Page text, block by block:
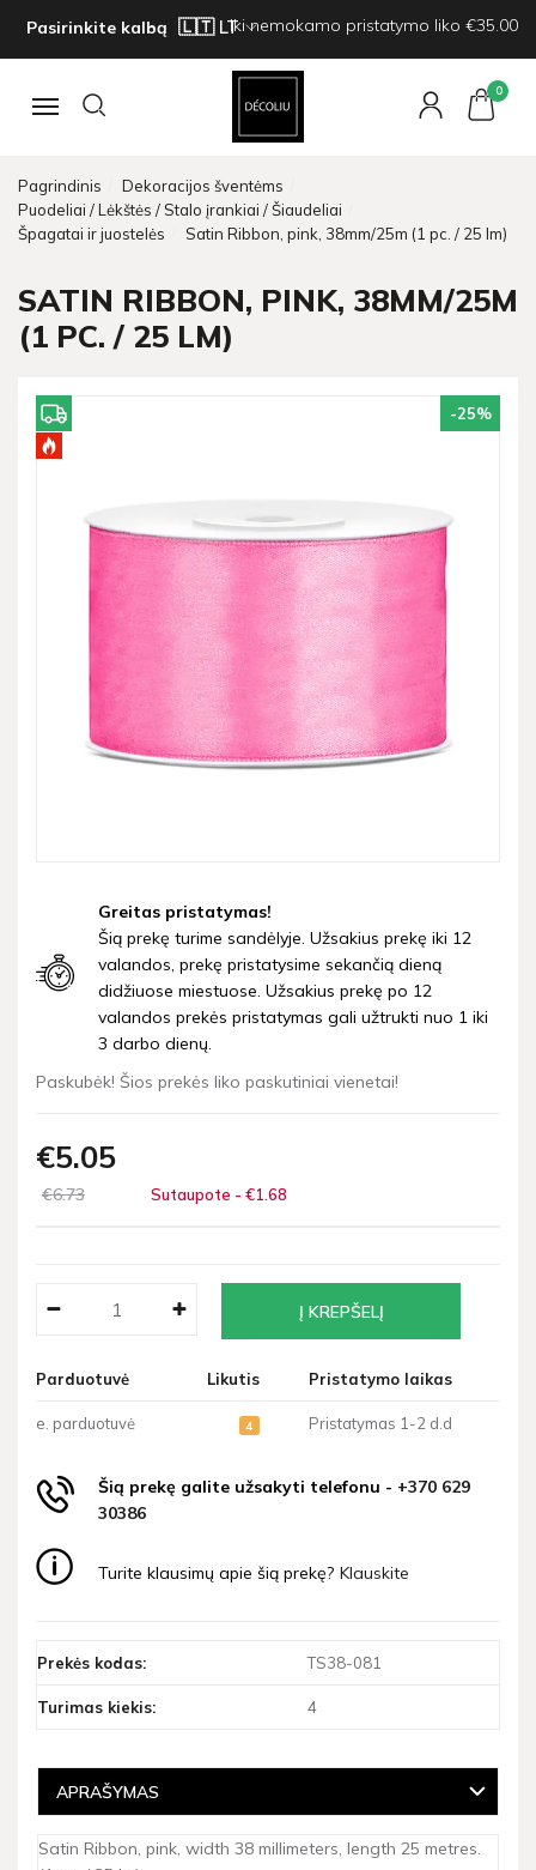
Pasirinkite kalbą Iki nemokamo pristatymo liko €35.00
Navigacija
0
Pagrindinis
Dekoracijos šventėms
Puodeliai / Lėkštės / Stalo įrankiai / Šiaudeliai
Špagatai ir juostelės
Satin Ribbon, pink, 38mm/25m (1 pc. / 25 lm)
SATIN RIBBON, PINK, 38MM/25M
(1 PC. / 25 LM)
-25%
Greitas pristatymas!
Šią prekę turime sandėlyje. Užsakius prekę iki 12
valandos, prekę pristatysime sekančią dieną
didžiuose miestuose. Užsakius prekę po 12
valandos prekės pristatymas gali užtrukti nuo 1 iki
3 darbo dienų.
Paskubėk! Šios prekės liko paskutiniai vienetai!
€5 05
€673 Sutaupote - €1 68
Parduotuvė Likutis Pristatymo laikas
e. parduotuvė 4 Pristatymas 1-2 d.d
Šią prekę galite užsakyti telefonu - +370 629
30386
Turite klausimų apie šią prekę? Klauskite
Prekės kodas: TS38-081
Turimas kiekis: 4
APRAŠYMAS
Satin Ribbon, pink, width 38 millimeters, length 25 metres.